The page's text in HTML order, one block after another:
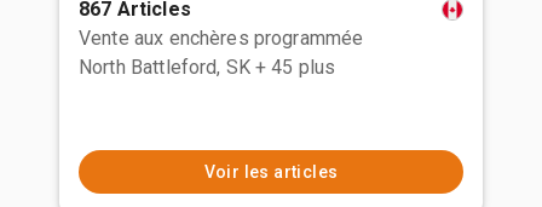
867 Articles
Vente aux enchères programmée
North Battleford, SK + 45 plus
Voir les articles